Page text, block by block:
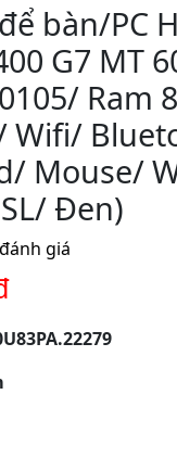
bàn/PC
G7 MT
Ram
Wifi/
Mouse/
Đen)
đánh giá